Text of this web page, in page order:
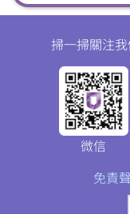
免責
掃一掃關注
微信